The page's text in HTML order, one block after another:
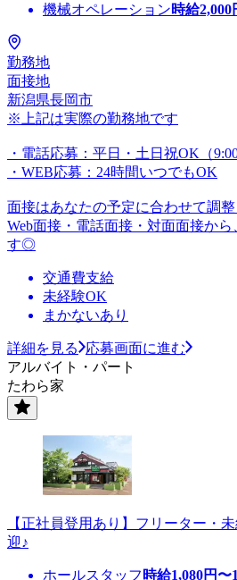
機械オペレーション時給2,000
勤務地
面接地
新潟県長岡市
※上記は実際の勤務地です
・電話応募：平日・土日祝OK（9:00
・WEB応募：24時間いつでもOK
面接はあなたの予定に合わせて調整
Web面接・電話面接・対面面接か
す◎
交通費支給
未経験OK
まかないあり
詳細を見る
応募画面に進む
アルバイト・パート
たわら家
【正社員登用あり】フリーター・
迎♪
ホールスタッフ 時給1,080円〜